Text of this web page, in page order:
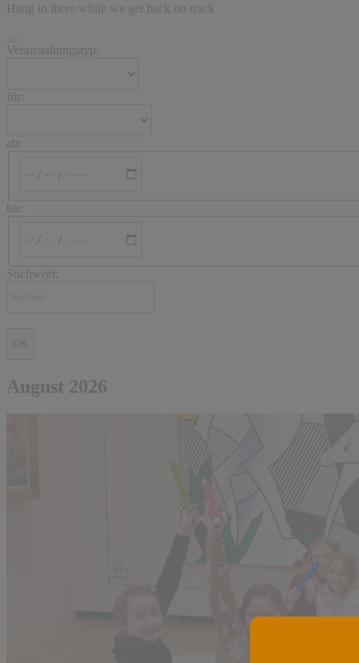
Hang in there while we get back on track
Veranstaltungstyp:
für:
ab:
bis:
Stichwort:
OK
August 2026